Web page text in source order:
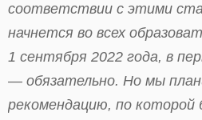
соответствии с этими
начнется во всех
1 сентября 2022 года, в
— обязательно. Но мы
рекомендацию, по которой